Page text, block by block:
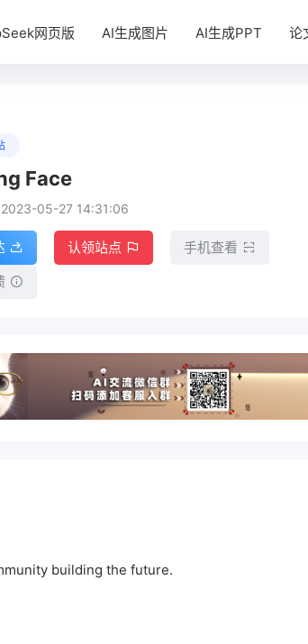
网页版 AI生成图片 AI生成PPT 论
Face
2023-05-27 14:31:06
认领站点
手机查看
building the future.